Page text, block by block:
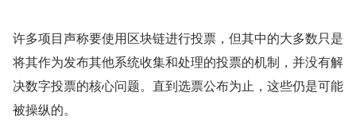
许多项目声称要使用区块链进行投票，但其中的大多数只是
将其作为发布其他系统收集和处理的投票的机制，并没有解
决数字投票的核心问题。直到选票公布为止，这些仍是可能
被操纵的。